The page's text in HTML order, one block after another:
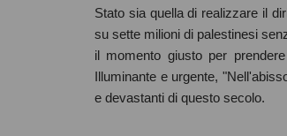
Stato sia quella di realizzare il
su sette milioni di palestinesi
il momento giusto per
Illuminante e urgente,
e devastanti di questo secolo.